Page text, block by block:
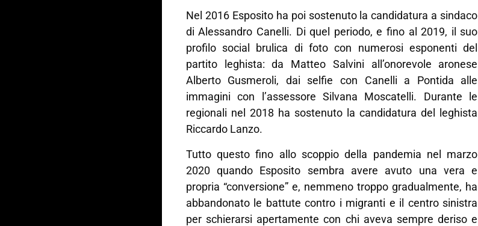
Nel 2016 Esposito ha poi sostenuto la candidatura a sindaco
di Alessandro Canelli. Di quel periodo, e fino al 2019, il suo
profilo social brulica di foto con numerosi esponenti del
partito leghista: da Matteo Salvini all’onorevole aronese
Alberto Gusmeroli, dai selfie con Canelli a Pontida alle
immagini con l’assessore Silvana Moscatelli. Durante le
regionali nel 2018 ha sostenuto la candidatura del leghista
Riccardo Lanzo.
Tutto questo fino allo scoppio della pandemia nel marzo
2020 quando Esposito sembra avere avuto una vera e
propria “conversione” e, nemmeno troppo gradualmente, ha
abbandonato le battute contro i migranti e il centro sinistra
per schierarsi apertamente con chi aveva sempre deriso e